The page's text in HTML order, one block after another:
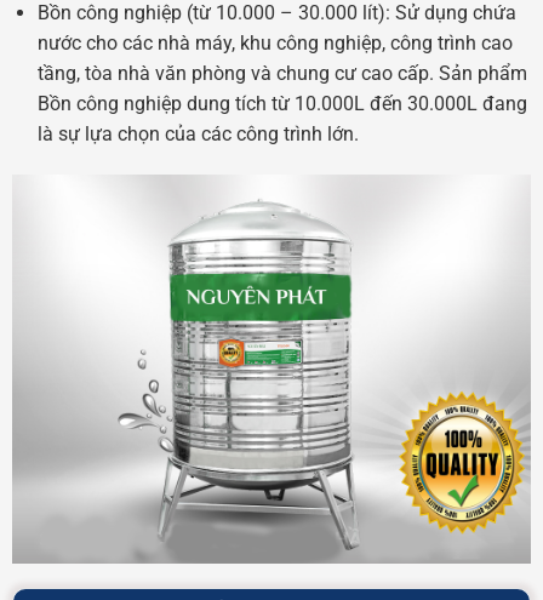
Bồn công nghiệp (từ 10.000 – 30.000 lít): Sử dụng chứa
nước cho các nhà máy, khu công nghiệp, công trình cao
tầng, tòa nhà văn phòng và chung cư cao cấp. Sản phẩm
Bồn công nghiệp dung tích từ 10.000L đến 30.000L đang
là sự lựa chọn của các công trình lớn.